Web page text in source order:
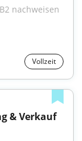
nachweisen
Vollzeit
& Verkauf